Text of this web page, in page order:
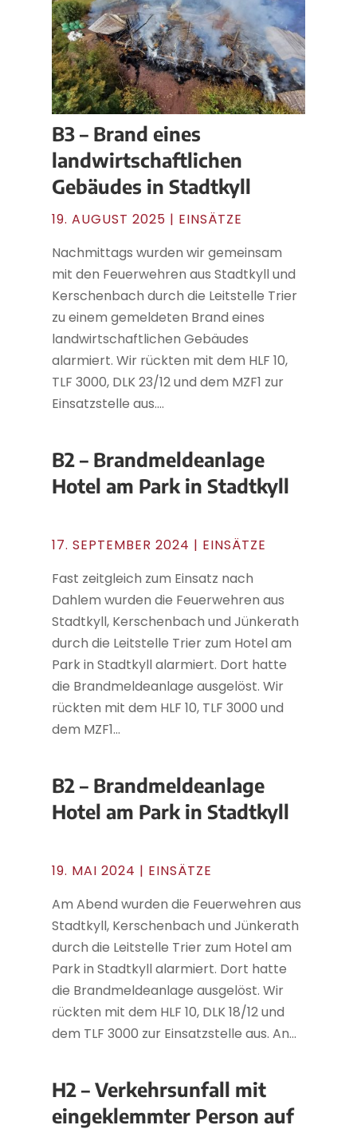
B3 – Brand eines
landwirtschaftlichen
Gebäudes in Stadtkyll
19. AUGUST 2025 | EINSÄTZE
Nachmittags wurden wir gemeinsam
mit den Feuerwehren aus Stadtkyll und
Kerschenbach durch die Leitstelle Trier
zu einem gemeldeten Brand eines
landwirtschaftlichen Gebäudes
alarmiert. Wir rückten mit dem HLF 10,
TLF 3000, DLK 23/12 und dem MZF1 zur
Einsatzstelle aus....
B2 – Brandmeldeanlage
Hotel am Park in Stadtkyll
17. SEPTEMBER 2024 | EINSÄTZE
Fast zeitgleich zum Einsatz nach
Dahlem wurden die Feuerwehren aus
Stadtkyll, Kerschenbach und Jünkerath
durch die Leitstelle Trier zum Hotel am
Park in Stadtkyll alarmiert. Dort hatte
die Brandmeldeanlage ausgelöst. Wir
rückten mit dem HLF 10, TLF 3000 und
dem MZF1...
B2 – Brandmeldeanlage
Hotel am Park in Stadtkyll
19. MAI 2024 | EINSÄTZE
Am Abend wurden die Feuerwehren aus
Stadtkyll, Kerschenbach und Jünkerath
durch die Leitstelle Trier zum Hotel am
Park in Stadtkyll alarmiert. Dort hatte
die Brandmeldeanlage ausgelöst. Wir
rückten mit dem HLF 10, DLK 18/12 und
dem TLF 3000 zur Einsatzstelle aus. An...
H2 – Verkehrsunfall mit
eingeklemmter Person auf